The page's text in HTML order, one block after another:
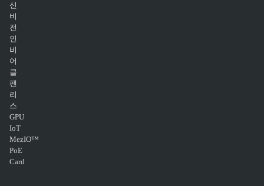
신
비
전
인
비
어
클
팬
리
스
GPU
IoT
MezIO™
PoE
Card